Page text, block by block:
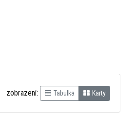
zobrazení: Tabulka Karty